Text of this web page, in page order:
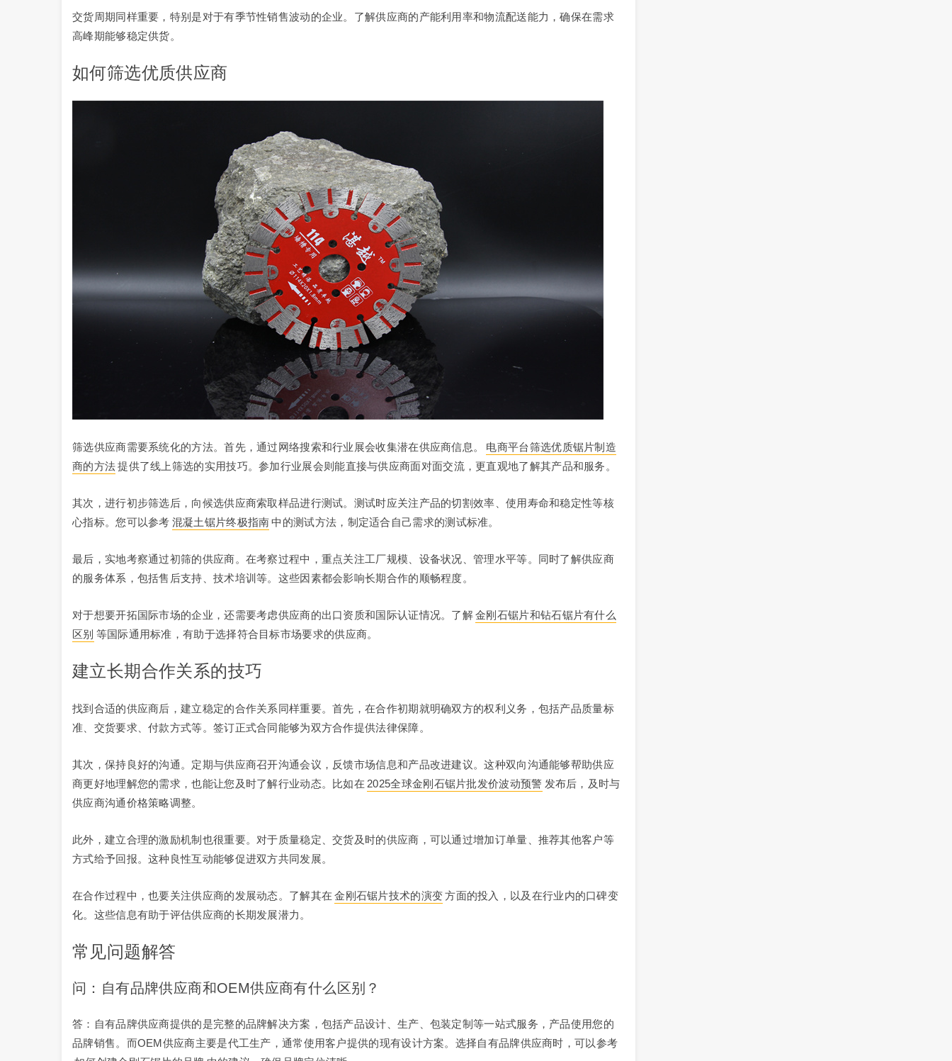
交货周期同样重要，特别是对于有季节性销售波动的企业。了解供应商的产能利用率和物流配送能力，确保在需求
高峰期能够稳定供货。
如何筛选优质供应商
筛选供应商需要系统化的方法。首先，通过网络搜索和行业展会收集潜在供应商信息。
电商平台筛选优质锯片制造
商的方法提供了线上筛选的实用技巧。参加行业展会则能直接与供应商面对面交流，更直观地了解其产品和服务。
其次，进行初步筛选后，向候选供应商索取样品进行测试。测试时应关注产品的切割效率、使用寿命和稳定性等核
心指标。您可以参考 混凝土锯片终极指南 中的测试方法，制定适合自己需求的测试标准。
最后，实地考察通过初筛的供应商。在考察过程中，重点关注工厂规模、设备状况、管理水平等。同时了解供应商
的服务体系，包括售后支持、技术培训等。这些因素都会影响长期合作的顺畅程度。
对于想要开拓国际市场的企业，还需要考虑供应商的出口资质和国际认证情况。了解金刚石锯片和钻石锯片有什么
区别 等国际通用标准，有助于选择符合目标市场要求的供应商。
建立长期合作关系的技巧
找到合适的供应商后，建立稳定的合作关系同样重要。首先，在合作初期就明确双方的权利义务，包括产品质量标
准、交货要求、付款方式等。签订正式合同能够为双方合作提供法律保障。
其次，保持良好的沟通。定期与供应商召开沟通会议，反馈市场信息和产品改进建议。这种双向沟通能够帮助供应
商更好地理解您的需求，也能让您及时了解行业动态。比如在 2025全球金刚石锯片批发价波动预警 发布后，及时与
供应商沟通价格策略调整。
此外，建立合理的激励机制也很重要。对于质量稳定、交货及时的供应商，可以通过增加订单量、推荐其他客户等
方式给予回报。这种良性互动能够促进双方共同发展。
在合作过程中，也要关注供应商的发展动态。了解其在 金刚石锯片技术的演变方面的投入，以及在行业内的口碑变
化。这些信息有助于评估供应商的长期发展潜力。
常见问题解答
问：自有品牌供应商和OEM供应商有什么区别？
答：自有品牌供应商提供的是完整的品牌解决方案，包括产品设计、生产、包装定制等一站式服务，产品使用您的
品牌销售。而OEM供应商主要是代工生产，通常使用客户提供的现有设计方案。选择自有品牌供应商时，可以参考